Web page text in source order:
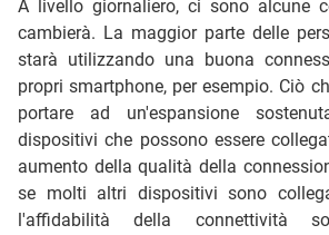
A livello giornaliero, ci sono alcune
cambierà. La maggior parte delle
starà utilizzando una buona
propri smartphone, per esempio. Ciò
portare ad un'espansione
dispositivi che possono essere
aumento della qualità della
se molti altri dispositivi sono
l'affidabilità della connettività